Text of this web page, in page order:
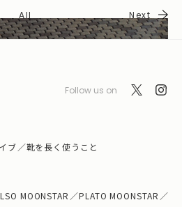
All Next
Follow us on
ブ ／靴を長く使うこと
MOONSTAR ／PLATO MOONSTAR ／